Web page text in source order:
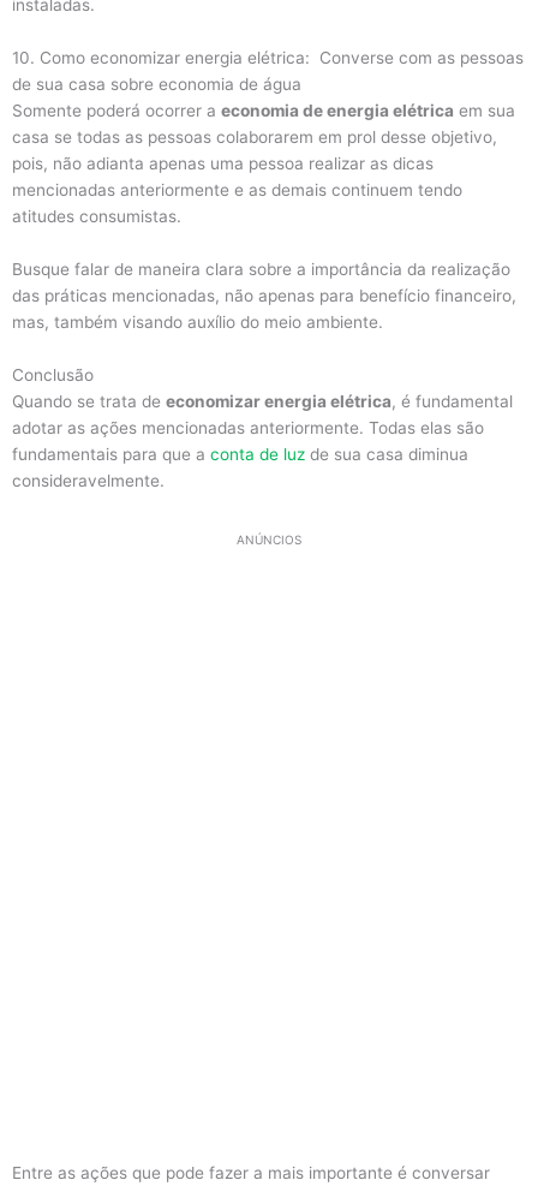
instaladas.
10. Como economizar energia elétrica: Converse com as pessoas
de sua casa sobre economia de água
Somente poderá ocorrer a economia de energia elétrica em sua
casa se todas as pessoas colaborarem em prol desse objetivo,
pois, não adianta apenas uma pessoa realizar as dicas
mencionadas anteriormente e as demais continuem tendo
atitudes consumistas.
Busque falar de maneira clara sobre a importância da realização
das práticas mencionadas, não apenas para benefício financeiro,
mas, também visando auxílio do meio ambiente.
Conclusão
Quando se trata de economizar energia elétrica, é fundamental
adotar as ações mencionadas anteriormente. Todas elas são
fundamentais para que a conta de luz de sua casa diminua
consideravelmente.
ANÚNCIOS
Entre as ações que pode fazer a mais importante é conversar